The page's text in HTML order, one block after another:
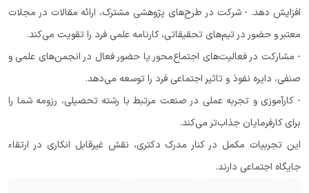
افزایش دهد. - شرکت در طرح‌های پژوهشی مشترک، ارائه مقالات در مجلات
معتبر و حضور در تیم‌های تحقیقاتی، کارنامه علمی فرد را تقویت می‌کند.
- مشارکت در فعالیت‌های اجتماع‌محور یا حضور فعال در انجمن‌های علمی و
صنفی، دایره نفوذ و تاثیر اجتماعی فرد را توسعه می‌دهد.
- کارآموزی و تجربه عملی در صنعت مرتبط با رشته تحصیلی، رزومه شما را
برای کارفرمایان جذاب‌تر می‌کند.
این تجربیات مکمل در کنار مدرک دکتری، نقش غیرقابل انکاری در ارتقاء
جایگاه اجتماعی دارند.